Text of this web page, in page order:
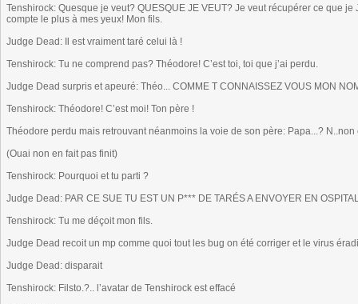
Tenshirock: Quesque je veut? QUESQUE JE VEUT? Je veut récupérer ce que
compte le plus à mes yeux! Mon fils.
Judge Dead: Il est vraiment taré celui là !
Tenshirock: Tu ne comprend pas? Théodore! C’est toi, toi que j’ai perdu.
Judge Dead surpris et apeuré: Théo... COMME T CONNAISSEZ VOUS MON
Tenshirock: Théodore! C’est moi! Ton père !
Théodore perdu mais retrouvant néanmoins la voie de son père: Papa...? N..non
(Ouai non en fait pas finit)
Tenshirock: Pourquoi et tu parti ?
Judge Dead: PAR CE SUE TU EST UN P*** DE TARÉS A ENVOYER EN
Tenshirock: Tu me déçoit mon fils.
Judge Dead recoit un mp comme quoi tout les bug on été corriger et le virus
Judge Dead: disparait
Tenshirock: Filsto.?.. l’avatar de Tenshirock est effacé